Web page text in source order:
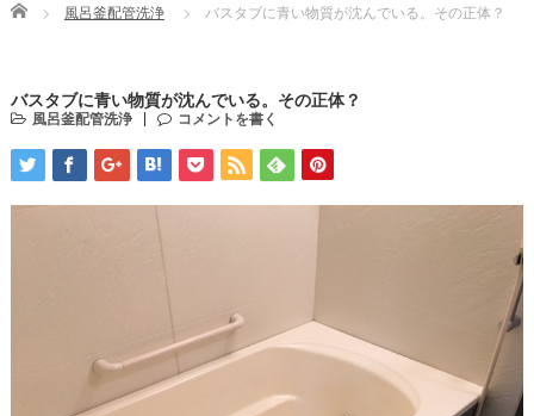
Home 風呂釜配管洗浄 バスタブに青い物質が沈んでいる。その正体？
バスタブに青い物質が沈んでいる。その正体？
風呂釜配管洗浄 コメントを書く